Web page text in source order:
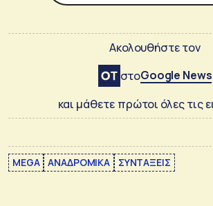
Ακολουθήστε τον
στοGoogle News
και μάθετε πρώτοι όλες τις
MEGA ΑΝΑΔΡΟΜΙΚΑ ΣΥΝΤΑΞΕΙΣ